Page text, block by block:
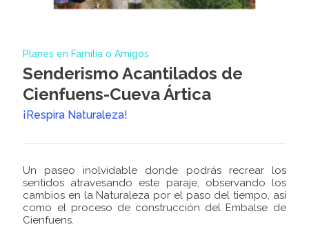
Planes en Familia o Amigos
Senderismo Acantilados de
Cienfuens-Cueva Ártica
¡Respira Naturaleza!
Un paseo inolvidable donde podrás recrear los
sentidos atravesando este paraje, observando los
cambios en la Naturaleza por el paso del tiempo, así
como el proceso de construcción del Embalse de
Cienfuens.